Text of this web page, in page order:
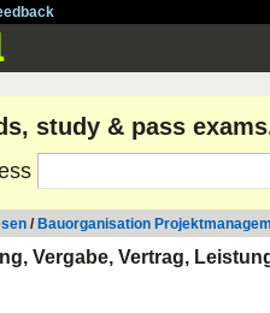
study & pass
/ Bauorganisation
Vergabe, Vertrag,